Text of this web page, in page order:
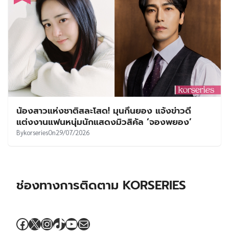
น้องสาวแห่งชาติสละโสด! มุนกึนยอง แจ้งข่าวดี
แต่งงานแฟนหนุ่มนักแสดงมิวสิคัล ‘จองพยอง’
BykorseriesOn29/07/2026
ช่องทางการติดตาม KORSERIES
Facebook
X Instagram
TikTok
YouTube
Mail